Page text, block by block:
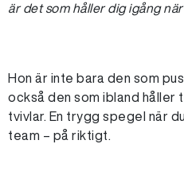
är det som håller dig igång
Hon är inte bara den som
också den som ibland håller
tvivlar. En trygg spegel när
team – på riktigt.